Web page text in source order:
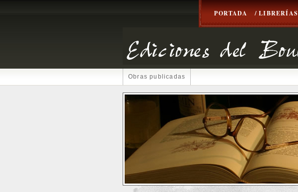
PORTADA / LIBRERÍAS
Obras publicadas